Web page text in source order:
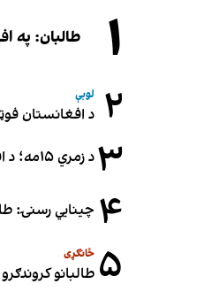
۱ طالبان: په
۲ لوبې
د افغانستان
۳د زمري ۱۵مه؛ د افغانستان د سقوط د پیل پنځه کاله او دوامدارې ننګونې
۴ چینایي رسنۍ:
۵ ځانګړی
طالبانو